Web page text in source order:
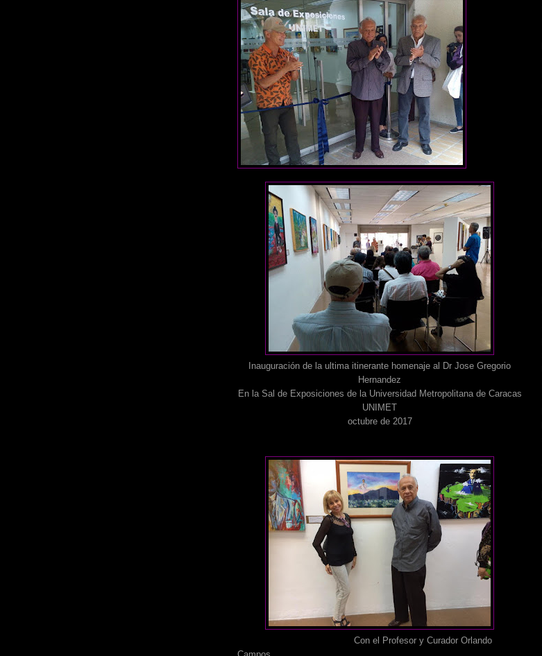
Inauguración de la ultima itinerante homenaje al Dr Jose Gregorio
Hernandez
En la Sal de Exposiciones de la Universidad Metropolitana de Caracas
UNIMET
octubre de 2017
Con el Profesor y Curador Orlando